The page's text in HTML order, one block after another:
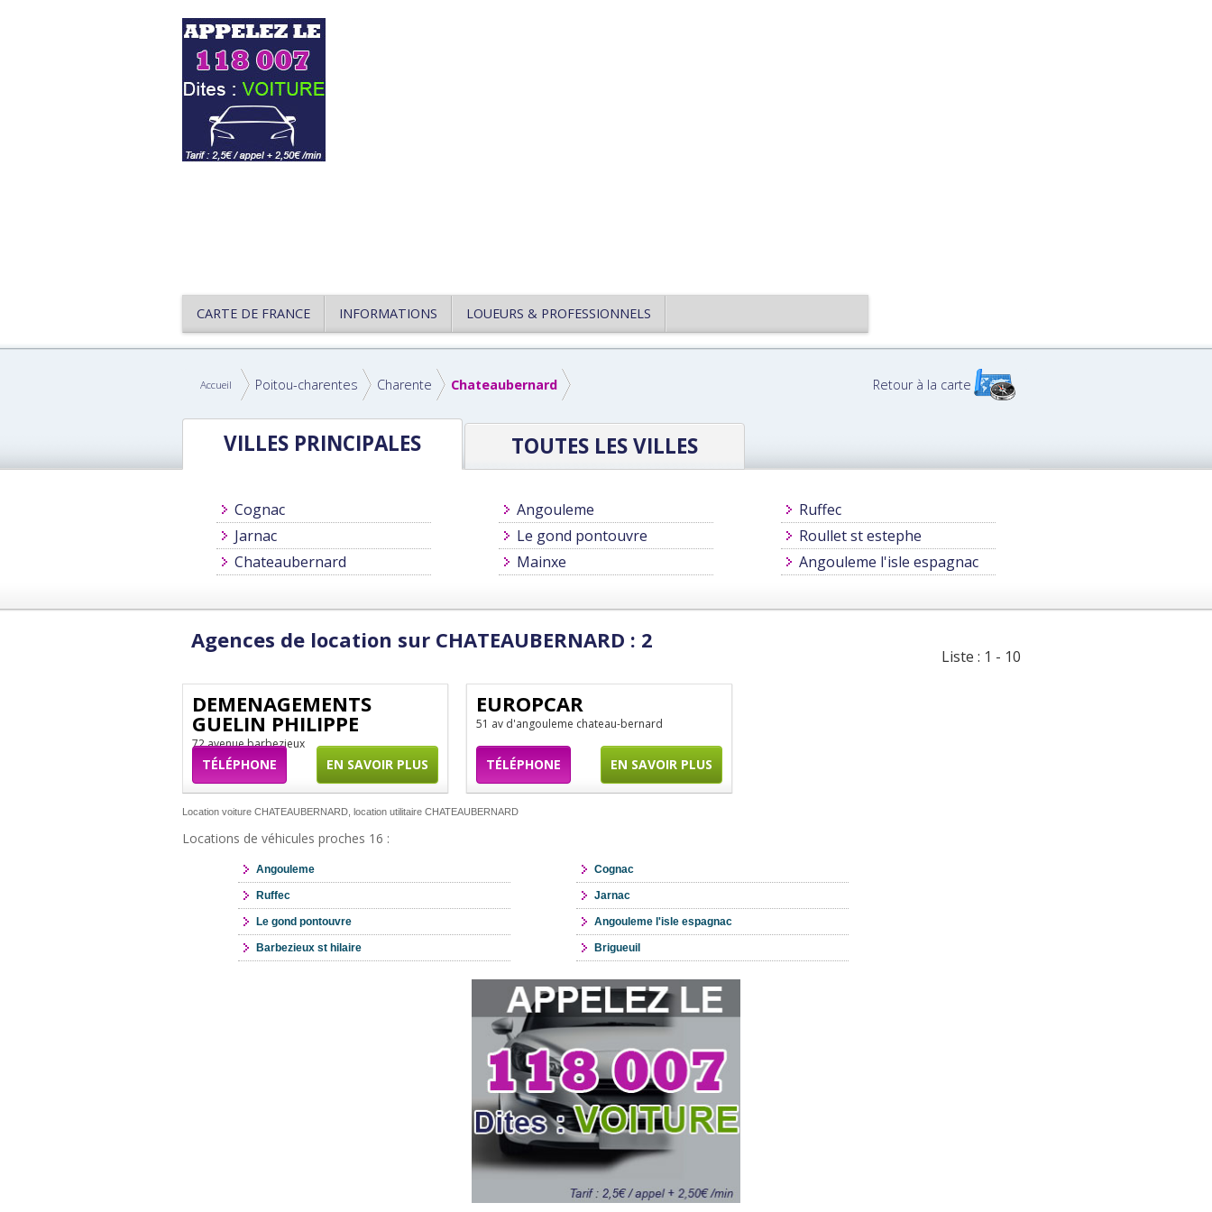
CARTE DE FRANCE INFORMATIONS LOUEURS & PROFESSIONNELS
Accueil Poitou-charentes Charente Chateaubernard Retour à la carte
VILLES PRINCIPALES TOUTES LES VILLES
Cognac Angouleme
Ruffec
Jarnac
Le gond pontouvre
Roullet st estephe
Chateaubernard
Mainxe Angouleme l'isle espagnac
Agences de location sur CHATEAUBERNARD : 2
Liste : 1 - 10
DEMENAGEMENTS
GUELIN PHILIPPE
72 avenue barbezieux
TÉLÉPHONE EN SAVOIR PLUS
EUROPCAR
51 av d'angouleme chateau-bernard
TÉLÉPHONE EN SAVOIR PLUS
Location voiture CHATEAUBERNARD, location utilitaire CHATEAUBERNARD
Locations de véhicules proches 16 :
Angouleme Cognac
Ruffec Jarnac
Le gond pontouvre Angouleme l'isle espagnac
Barbezieux st hilaire Brigueuil